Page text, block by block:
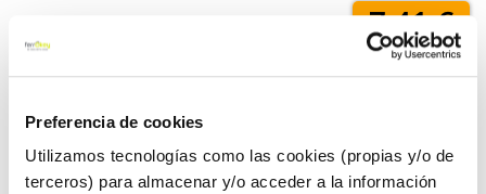
Preferencia de cookies
Utilizamos tecnologías como las cookies (propias y/o de
terceros) para almacenar y/o acceder a la información
7,41 €